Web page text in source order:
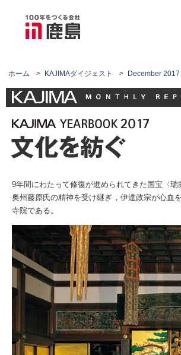
ホーム > KAJIMAダイジェスト > December
9年間にわたって修復が進められてきた国宝〈
奥州藤原氏の精神を受け継ぎ，伊達政宗が心血
寺院である。